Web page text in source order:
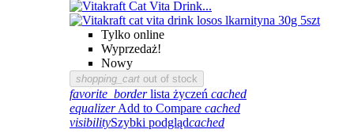
Tylko online
Wyprzedaż!
Nowy
shopping_cart out of stock
favorite_border lista życzeń cached
equalizer Add to Compare cached
visibilitySzybki podglądcached